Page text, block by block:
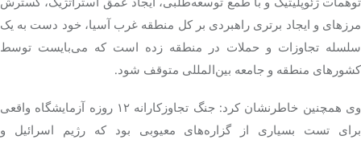
مرزهای و ایجاد برتری راهبردی بر کل منطقه غرب آسیا، خود دست به یک
سلسله تجاوزات و حملات در منطقه زده است که می‌بایست توسط
کشورهای منطقه و جامعه بین‌المللی متوقف شود.
وی همچنین خاطرنشان کرد: جنگ تجاوزکارانه ۱۲ روزه آزمایشگاه واقعی
برای تست بسیاری از گزاره‌های معیوبی بود که رژیم اسرائیل و